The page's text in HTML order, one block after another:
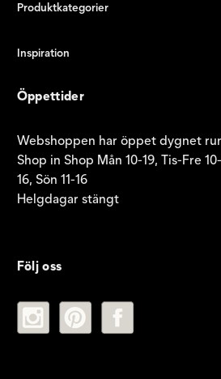
Produktkategorier
Inspiration
Öppettider
Webshoppen har öppet dygnet
Shop in Shop Mån 10-19, Tis-Fre
16, Sön 11-16
Helgdagar stängt
Följ oss